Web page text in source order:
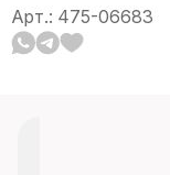
Арт.: 475-06683